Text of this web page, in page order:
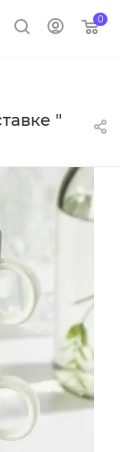
0
"